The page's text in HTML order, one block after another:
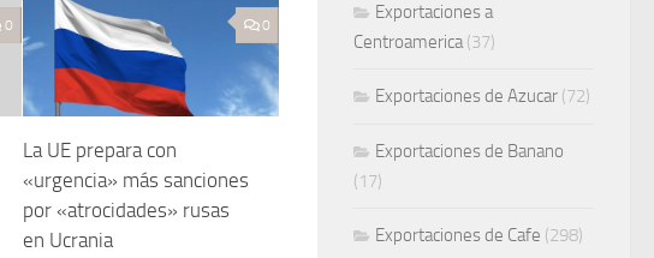
0 0
La UE prepara con
«urgencia» más sanciones
por «atrocidades» rusas
en Ucrania
Exportaciones a
Centroamerica(37)
Exportaciones de Azucar (72)
Exportaciones de Banano
(17)
Exportaciones de Cafe (298)